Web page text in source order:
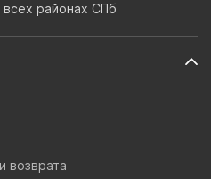
возврата
всех районах СПб